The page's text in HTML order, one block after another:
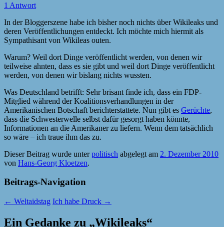
1 Antwort
In der Bloggerszene habe ich bisher noch nichts über Wikileaks und
deren Veröffentlichungen entdeckt. Ich möchte mich hiermit als
Sympathisant von Wikileas outen.
Warum? Weil dort Dinge veröffentlicht werden, von denen wir
teilweise ahnten, dass es sie gibt und weil dort Dinge veröffentlicht
werden, von denen wir bislang nichts wussten.
Was Deutschland betrifft: Sehr brisant finde ich, dass ein FDP-
Mitglied während der Koalitionsverhandlungen in der
Amerikanischen Botschaft berichterstattete. Nun gibt es Gerüchte,
dass die Schwesterwelle selbst dafür gesorgt haben könnte,
Informationen an die Amerikaner zu liefern. Wenn dem tatsächlich
so wäre – ich traue ihm das zu.
Dieser Beitrag wurde unterpolitisch abgelegt am 2. Dezember 2010
von Hans-Georg Kloetzen.
Beitrags-Navigation
← Weltaidstag Ich habe Druck →
Ein Gedanke zu „Wikileaks“